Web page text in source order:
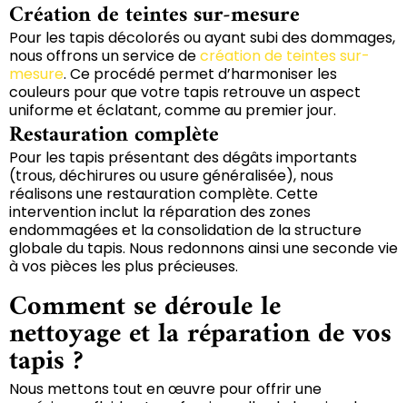
Création de teintes sur-mesure
Pour les tapis décolorés ou ayant subi des dommages,
nous offrons un service decréation de teintes sur-
mesure. Ce procédé permet d’harmoniser les
couleurs pour que votre tapis retrouve un aspect
uniforme et éclatant, comme au premier jour.
Restauration complète
Pour les tapis présentant des dégâts importants
(trous, déchirures ou usure généralisée), nous
réalisons une restauration complète. Cette
intervention inclut la réparation des zones
endommagées et la consolidation de la structure
globale du tapis. Nous redonnons ainsi une seconde vie
à vos pièces les plus précieuses.
Comment se déroule le
nettoyage et la réparation de vos
tapis ?
Nous mettons tout en œuvre pour offrir une